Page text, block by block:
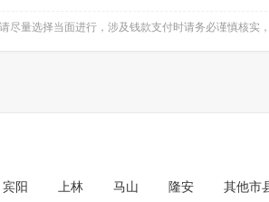
量选择当面进行，涉及钱款支付时请务必谨慎核实，
宾阳 上林 马山 隆安 其他市